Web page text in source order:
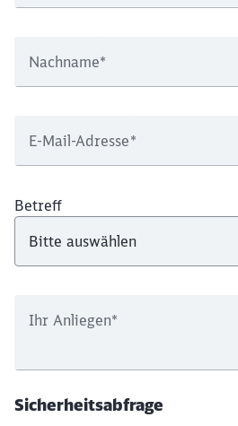
Nachname*
E-Mail-Adresse*
Betreff
Ihr Anliegen*
Sicherheitsabfrage